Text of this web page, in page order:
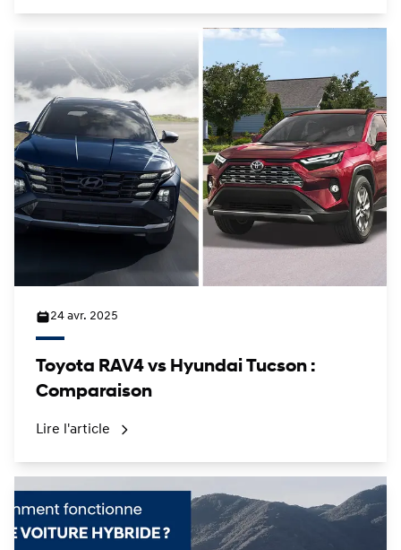
24 avr. 2025
Toyota RAV4 vs Hyundai Tucson :
Comparaison
Lire l'article